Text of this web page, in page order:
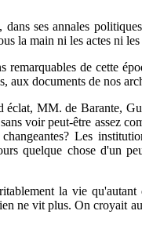
ses annales
la main ni les actes ni les
de cette
aux documents de nos
MM. de Barante,
voir peut-être assez
Les
quelque chose
la vie
ne vit plus. On croyait